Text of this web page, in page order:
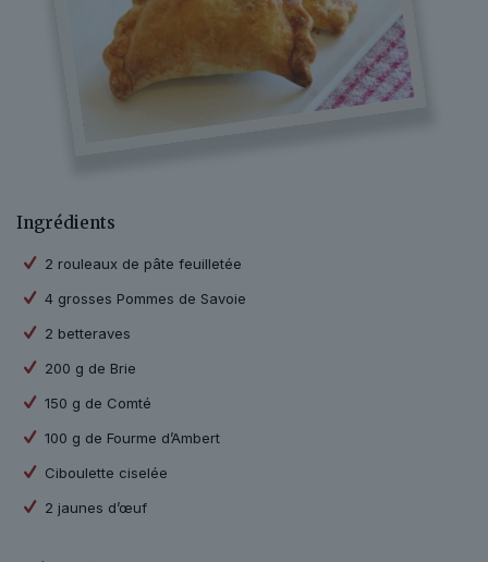
Ingrédients
2 rouleaux de pâte feuilletée
4 grosses Pommes de Savoie
2 betteraves
200 g de Brie
150 g de Comté
100 g de Fourme d’Ambert
Ciboulette ciselée
2 jaunes d’œuf